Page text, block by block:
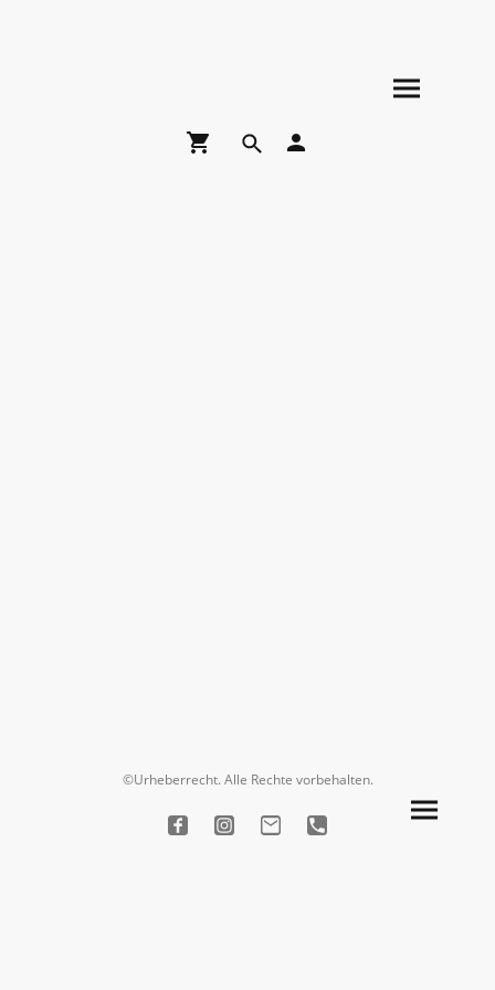
©Urheberrecht. Alle Rechte vorbehalten.